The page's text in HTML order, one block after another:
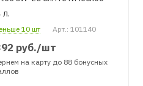
л.
10 шт Арт.: 101140
руб./шт
на карту до 88 бонусных